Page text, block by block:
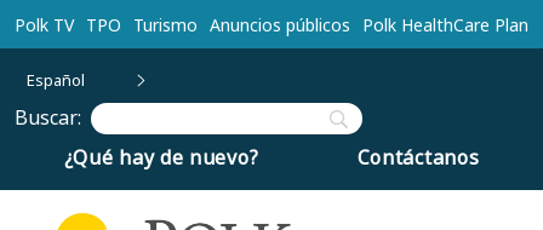
Ir al contenido principal
Polk TV TPO Turismo Anuncios públicos Polk HealthCare Plan
Español
Buscar:
¿Qué hay de nuevo?
Contáctanos